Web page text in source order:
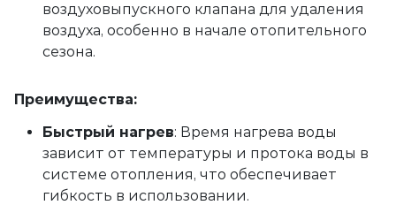
воздуховыпускного клапана для удаления
воздуха, особенно в начале отопительного
сезона.
Преимущества:
Быстрый нагрев: Время нагрева воды
зависит от температуры и протока воды в
системе отопления, что обеспечивает
гибкость в использовании.